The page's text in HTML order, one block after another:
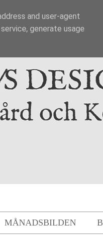
MÅNADSBILDEN
and user-agent
generate usage